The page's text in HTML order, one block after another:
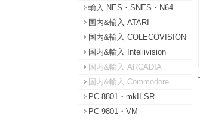
輸入 NES・SNES・N64
国内&輸入 ATARI
国内&輸入 COLECOVISION
国内&輸入 Intellivision
国内&輸入 ARCADIA
国内&輸入 Commodore
PC-8801・mkII SR
PC-9801・VM